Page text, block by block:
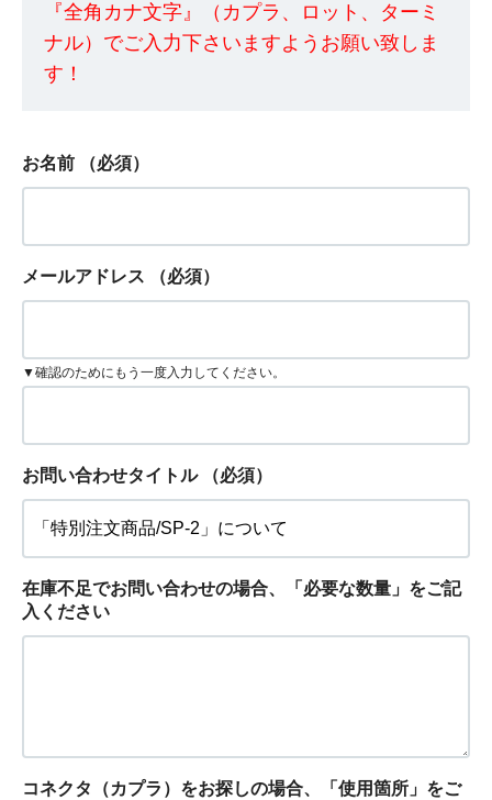
『全角カナ文字』（カプラ、ロット、ターミ
ナル）でご入力下さいますようお願い致しま
す！
お名前 （必須）
メールアドレス （必須）
▼確認のためにもう一度入力してください。
お問い合わせタイトル （必須）
在庫不足でお問い合わせの場合、「必要な数量」をご記
入ください
コネクタ（カプラ）をお探しの場合、「使用箇所」をご